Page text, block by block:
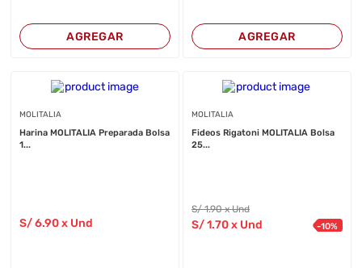
AGREGAR AGREGAR
MOLITALIA
Harina MOLITALIA Preparada Bolsa
1...
S/6.90 x Und
MOLITALIA
Fideos Rigatoni MOLITALIA Bolsa
25...
S/1.90 x Und
S/1.70x Und -10%